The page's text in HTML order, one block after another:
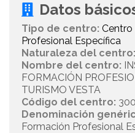
Datos
Tipo de centro: Centro
Profesional Específica
Naturaleza del centro:
Nombre del centro:
FORMACIÓN
TURISMO VESTA
Código del centro:
Denominación
Formación Profesional